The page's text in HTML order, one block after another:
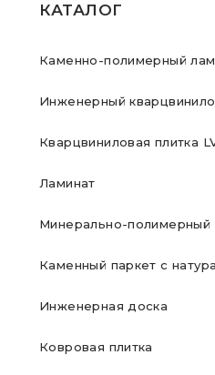
КАТАЛОГ
Каменно-полимерный
Инженерный
Кварцвиниловая плитка
Ламинат
Минерально-полимерный
Каменный паркет с
Инженерная доска
Ковровая плитка